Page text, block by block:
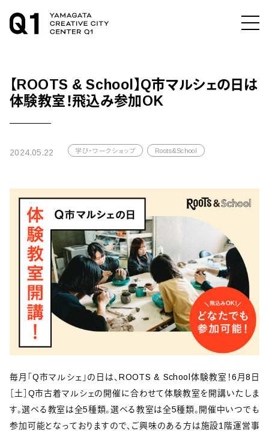
【ROOTS & School】Q市マルシェの日は
体験教室！飛込み参加OK
2024.05.22 学び・ワークショップ Roots&School
毎月「Q市マルシェ」の日は、ROOTS & School体験教室！6月8日
［土］Q市古着マルシェの開催に合わせて体験教室を開講いたしま
す。選べる教室は全5種類。選べる教室は全5種類。開催中いつでも
参加可能となっておりますので、ご興味のある方は施設1階運営事